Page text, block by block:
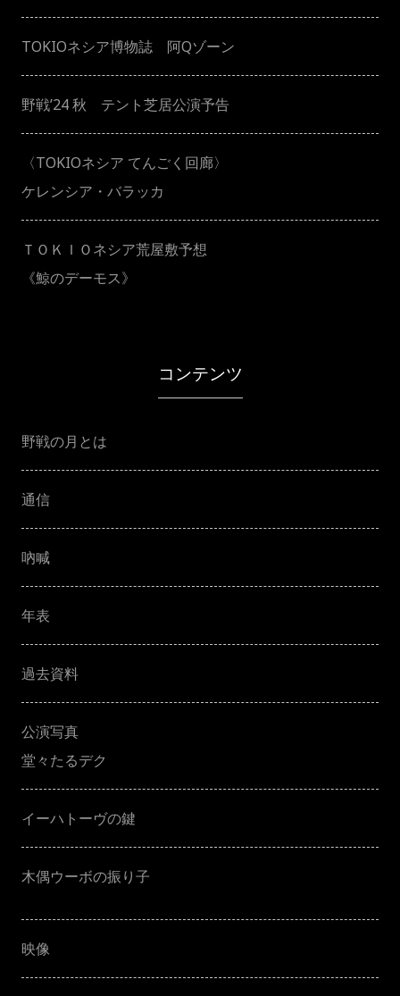
送
り
TOKIOネシア博物誌 阿Qゾーン
野戦’24 秋 テント芝居公演予告
〈TOKIOネシア てんごく回廊〉
ケレンシア・バラッカ
ＴＯＫＩＯネシア荒屋敷予想
《鯨のデーモス》
コンテンツ
野戦の月とは
通信
吶喊
年表
過去資料
公演写真
堂々たるデク
イーハトーヴの鍵
木偶ウーボの振り子
映像